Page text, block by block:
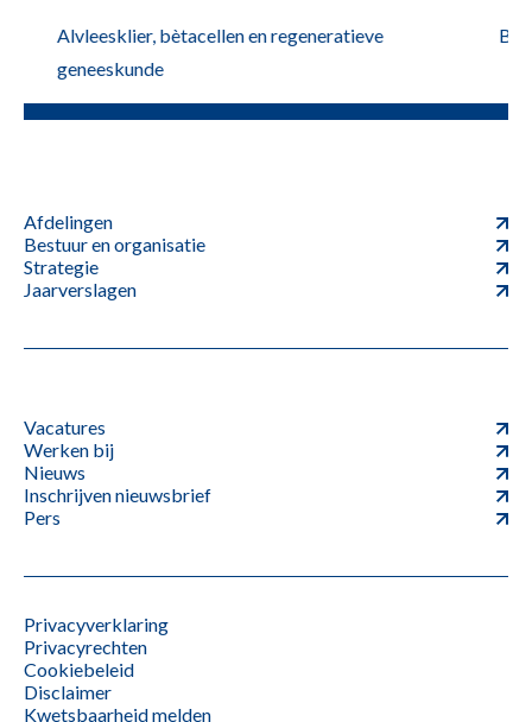
Alvleesklier, bètacellen en regeneratieve
geneeskunde
Afdelingen
Bestuur en organisatie
Strategie
Jaarverslagen
Vacatures
Werken bij
Nieuws
Inschrijven nieuwsbrief
Pers
Privacyverklaring
Privacyrechten
Cookiebeleid
Disclaimer
Kwetsbaarheid melden